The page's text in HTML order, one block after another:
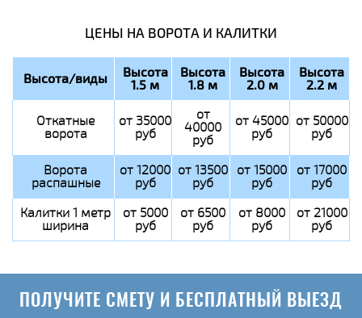
ЦЕНЫ НА ВОРОТА И КАЛИТКИ
Высота/виды Высота
1.5 м
Высота
1.8 м
Высота
2.0 м
Высота
2.2 м
Откатные
ворота
от 35000
руб
от
40000
руб
от 45000
руб
от 50000
руб
Ворота
распашные
от 12000
руб
от 13500
руб
от 15000
руб
от 17000
руб
Калитки 1 метр
ширина
от 5000
руб
от 6500
руб
от 8000
руб
от 21000
руб
ПОЛУЧИТЕ СМЕТУ И БЕСПЛАТНЫЙ ВЫЕЗД